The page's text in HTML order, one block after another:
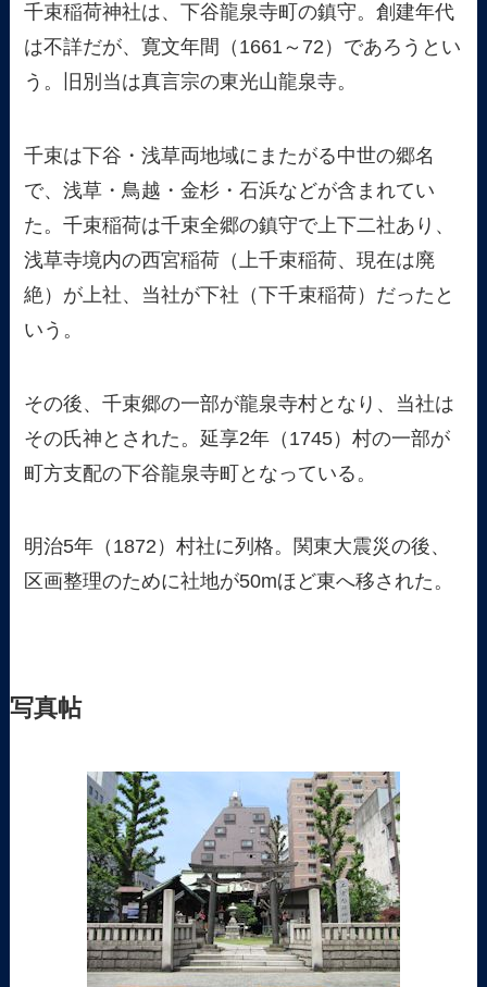
千束稲荷神社は、下谷龍泉寺町の鎮守。創建年代
は不詳だが、寛文年間（1661～72）であろうとい
う。旧別当は真言宗の東光山龍泉寺。
千束は下谷・浅草両地域にまたがる中世の郷名
で、浅草・鳥越・金杉・石浜などが含まれてい
た。千束稲荷は千束全郷の鎮守で上下二社あり、
浅草寺境内の西宮稲荷（上千束稲荷、現在は廃
絶）が上社、当社が下社（下千束稲荷）だったと
いう。
その後、千束郷の一部が龍泉寺村となり、当社は
その氏神とされた。延享2年（1745）村の一部が
町方支配の下谷龍泉寺町となっている。
明治5年（1872）村社に列格。関東大震災の後、
区画整理のために社地が50mほど東へ移された。
写真帖